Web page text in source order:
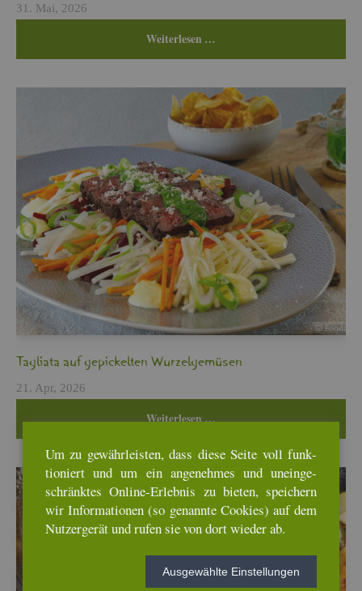
31. Mai, 2026
Wei­ter­le­sen …
Ta­glia­ta auf ge­pi­ckel­ten Wur­zel­ge­mü­sen
21. Apr, 2026
Wei­ter­le­sen …
Um zu ge­währ­leis­ten, dass diese Seite voll funk­
tio­niert und um ein an­ge­neh­mes und un­ein­ge­
schränk­tes On­line-Er­leb­nis zu bie­ten, spei­chern
wir In­for­ma­tio­nen (so ge­nann­te Coo­kies) auf dem
Nut­zer­ge­rät und rufen sie von dort wie­der ab.
Aus­ge­wähl­te Ein­stel­lun­gen